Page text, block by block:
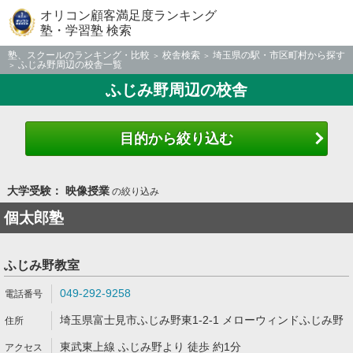
オリコン顧客満足度ランキング
塾・学習塾 検索
塾、スクールのランキング・比較 校舎検索
埼玉県の駅・市区町村から探す
ふじみ野周辺の校舎一覧
ふじみ野周辺の校舎
目的から絞り込む
大学受験： 映像授業の絞り込み
個太郎塾
ふじみ野教室
049-292-9258
埼玉県富士見市ふじみ野東1-2-1 メローウィンドふじみ野
東武東上線 ふじみ野より 徒歩 約1分